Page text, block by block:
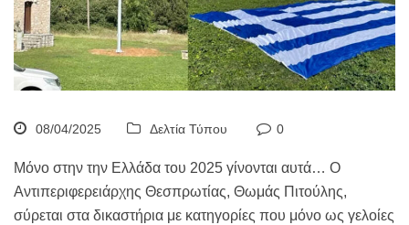
08/04/2025 Δελτία Τύπου 0
Μόνο στην την Ελλάδα του 2025 γίνονται αυτά… Ο
Αντιπεριφερειάρχης Θεσπρωτίας, Θωμάς Πιτούλης,
σύρεται στα δικαστήρια με κατηγορίες που μόνο ως γελοίες